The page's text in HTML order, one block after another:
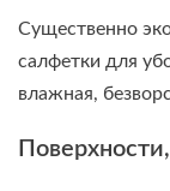
Существенно
салфетки для
влажная,